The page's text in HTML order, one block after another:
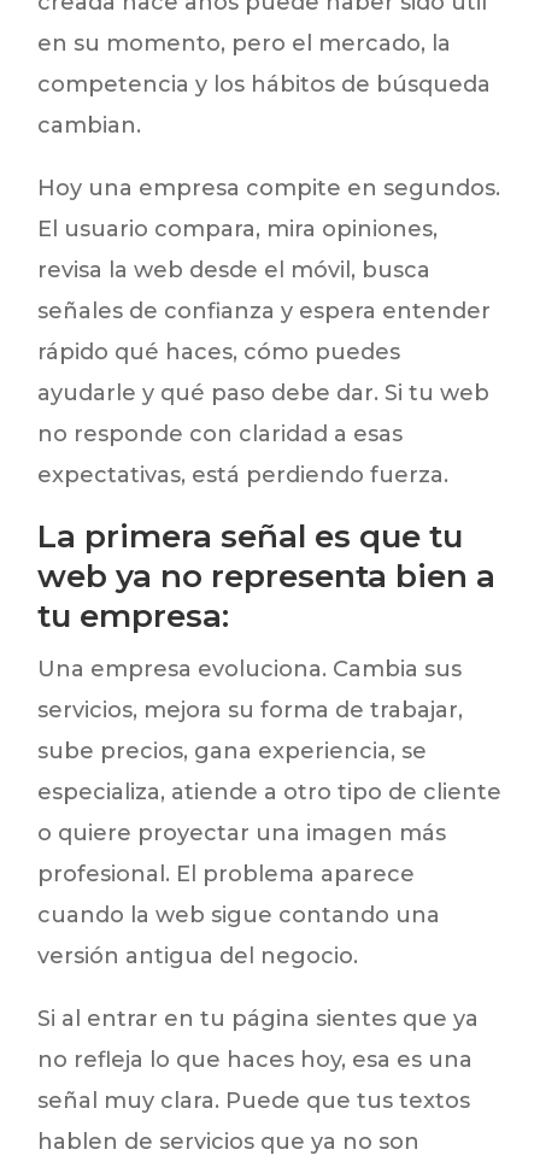
en su momento, pero el mercado, la
competencia y los hábitos de búsqueda
cambian.
Hoy una empresa compite en segundos.
El usuario compara, mira opiniones,
revisa la web desde el móvil, busca
señales de confianza y espera entender
rápido qué haces, cómo puedes
ayudarle y qué paso debe dar. Si tu web
no responde con claridad a esas
expectativas, está perdiendo fuerza.
La primera señal es que tu
web ya no representa bien a
tu empresa:
Una empresa evoluciona. Cambia sus
servicios, mejora su forma de trabajar,
sube precios, gana experiencia, se
especializa, atiende a otro tipo de cliente
o quiere proyectar una imagen más
profesional. El problema aparece
cuando la web sigue contando una
versión antigua del negocio.
Si al entrar en tu página sientes que ya
no refleja lo que haces hoy, esa es una
señal muy clara. Puede que tus textos
hablen de servicios que ya no son